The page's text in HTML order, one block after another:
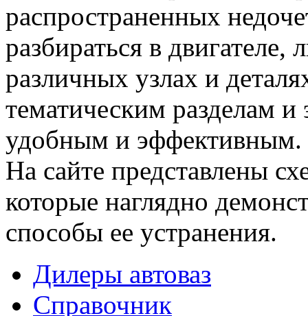
распространенных
разбираться в двигателе,
различных узлах и
тематическим разделам и
удобным и эффективным.
На сайте представлены
которые наглядно
способы ее устранения.
Дилеры автоваз
Справочник